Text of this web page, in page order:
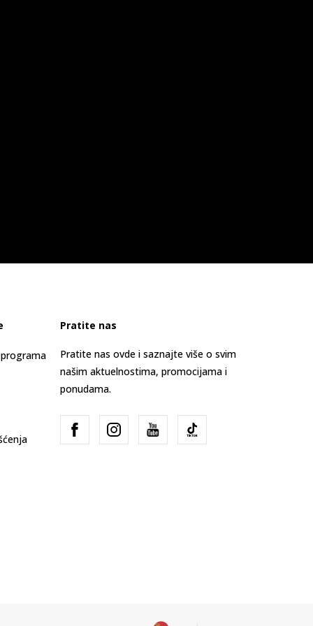
Pratite nas
Pratite nas ovde i saznajte više o svim
našim aktuelnostima, promocijama i
ponudama.